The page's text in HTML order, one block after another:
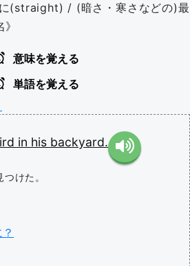
(straight) / (暗さ・寒さなどの)最
意味を覚える
単語を覚える
in his backyard.
けた。